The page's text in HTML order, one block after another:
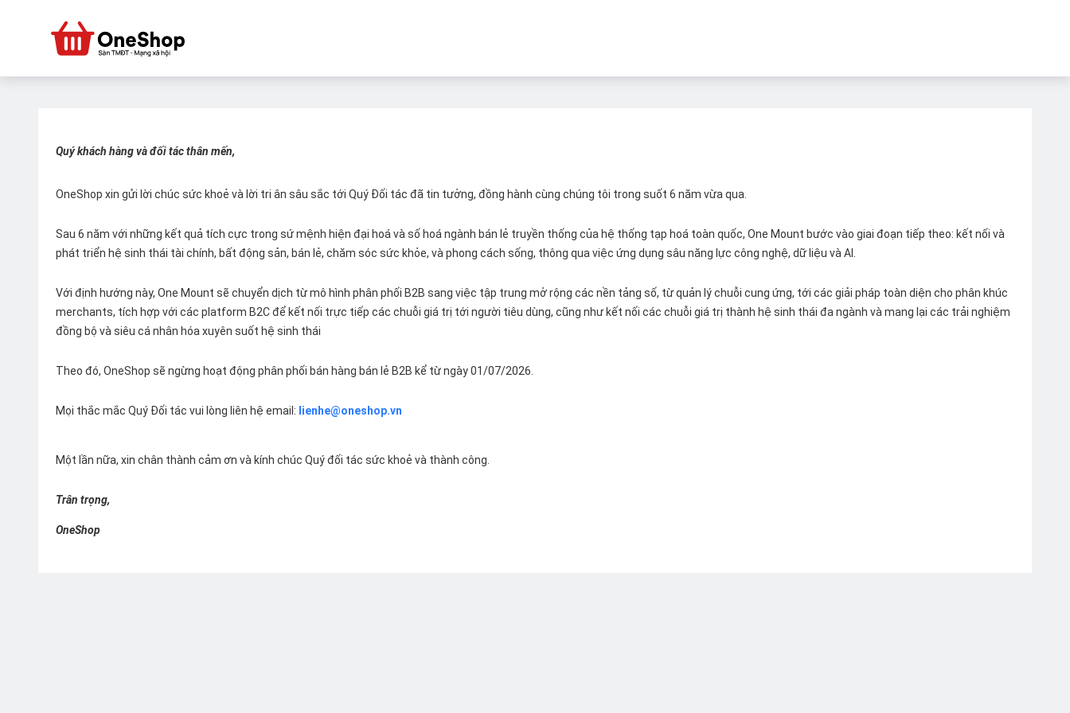
Quý khách hàng và đối tác thân mến,
OneShop xin gửi lời chúc sức khoẻ và lời tri ân sâu sắc tới Quý Đối tác đã tin tưởng, đồng hành cùng chúng tôi trong suốt 6 năm vừa qua.
Sau 6 năm với những kết quả tích cực trong sứ mệnh hiện đại hoá và số hoá ngành bán lẻ truyền thống của hệ thống tạp hoá toàn quốc, One Mount bước vào giai đoạn tiếp theo: kết nối và
phát triển hệ sinh thái tài chính, bất động sản, bán lẻ, chăm sóc sức khỏe, và phong cách sống, thông qua việc ứng dụng sâu năng lực công nghệ, dữ liệu và AI.
Với định hướng này, One Mount sẽ chuyển dịch từ mô hình phân phối B2B sang việc tập trung mở rộng các nền tảng số, từ quản lý chuỗi cung ứng, tới các giải pháp toàn diện cho phân khúc
merchants, tích hợp với các platform B2C để kết nối trực tiếp các chuỗi giá trị tới người tiêu dùng, cũng như kết nối các chuỗi giá trị thành hệ sinh thái đa ngành và mang lại các trải nghiệm
đồng bộ và siêu cá nhân hóa xuyên suốt hệ sinh thái
Theo đó, OneShop sẽ ngừng hoạt động phân phối bán hàng bán lẻ B2B kể từ ngày 01/07/2026.
Mọi thắc mắc Quý Đối tác vui lòng liên hệ email: lienhe@oneshop.vn
Một lần nữa, xin chân thành cảm ơn và kính chúc Quý đối tác sức khoẻ và thành công.
Trân trọng,
OneShop